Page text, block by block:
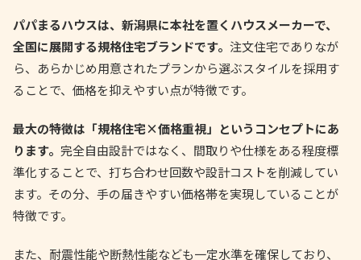
パパまるハウスは、新潟県に本社を置くハウスメーカーで、
全国に展開する規格住宅ブランドです。 注文住宅でありなが
ら、あらかじめ用意されたプランから選ぶスタイルを採用す
ることで、価格を抑えやすい点が特徴です。
最大の特徴は「規格住宅×価格重視」というコンセプトにあ
ります。 完全自由設計ではなく、間取りや仕様をある程度標
準化することで、打ち合わせ回数や設計コストを削減してい
ます。その分、手の届きやすい価格帯を実現していることが
特徴です。
また、耐震性能や断熱性能なども一定水準を確保しており、